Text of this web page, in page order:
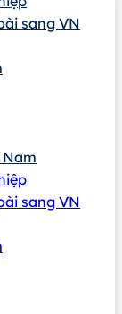
sang VN
sang VN